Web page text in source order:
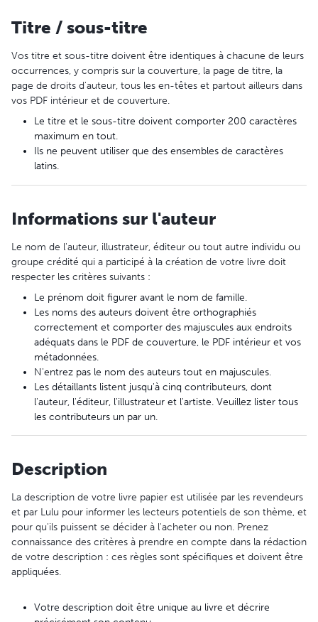
Titre / sous-titre
Vos titre et sous-titre doivent être identiques à chacune de leurs
occurrences, y compris sur la couverture, la page de titre, la
page de droits d'auteur, tous les en-têtes et partout ailleurs dans
vos PDF intérieur et de couverture.
Le titre et le sous-titre doivent comporter 200 caractères
maximum en tout.
Ils ne peuvent utiliser que des ensembles de caractères
latins.
Informations sur l'auteur
Le nom de l'auteur, illustrateur, éditeur ou tout autre individu ou
groupe crédité qui a participé à la création de votre livre doit
respecter les critères suivants :
Le prénom doit figurer avant le nom de famille.
Les noms des auteurs doivent être orthographiés
correctement et comporter des majuscules aux endroits
adéquats dans le PDF de couverture, le PDF intérieur et vos
métadonnées.
N'entrez pas le nom des auteurs tout en majuscules.
Les détaillants listent jusqu'à cinq contributeurs, dont
l'auteur, l'éditeur, l'illustrateur et l'artiste. Veuillez lister tous
les contributeurs un par un.
Description
La description de votre livre papier est utilisée par les revendeurs
et par Lulu pour informer les lecteurs potentiels de son thème, et
pour qu'ils puissent se décider à l'acheter ou non. Prenez
connaissance des critères à prendre en compte dans la rédaction
de votre description : ces règles sont spécifiques et doivent être
appliquées.
Votre description doit être unique au livre et décrire